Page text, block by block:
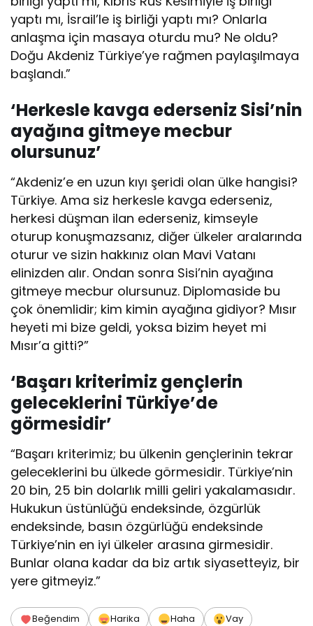
yaptı mı, İsrail’le iş birliği yaptı mı? Onlarla
anlaşma için masaya oturdu mu? Ne oldu?
Doğu Akdeniz Türkiye’ye rağmen paylaşılmaya
başlandı.”
‘Herkesle kavga ederseniz Sisi’nin
ayağına gitmeye mecbur
olursunuz’
“Akdeniz’e en uzun kıyı şeridi olan ülke hangisi?
Türkiye. Ama siz herkesle kavga ederseniz,
herkesi düşman ilan ederseniz, kimseyle
oturup konuşmazsanız, diğer ülkeler aralarında
oturur ve sizin hakkınız olan Mavi Vatanı
elinizden alır. Ondan sonra Sisi’nin ayağına
gitmeye mecbur olursunuz. Diplomaside bu
çok önemlidir; kim kimin ayağına gidiyor? Mısır
heyeti mi bize geldi, yoksa bizim heyet mi
Mısır’a gitti?”
‘Başarı kriterimiz gençlerin
geleceklerini Türkiye’de
görmesidir’
“Başarı kriterimiz; bu ülkenin gençlerinin tekrar
geleceklerini bu ülkede görmesidir. Türkiye’nin
20 bin, 25 bin dolarlık milli geliri yakalamasıdır.
Hukukun üstünlüğü endeksinde, özgürlük
endeksinde, basın özgürlüğü endeksinde
Türkiye’nin en iyi ülkeler arasına girmesidir.
Bunlar olana kadar da biz artık siyasetteyiz, bir
yere gitmeyiz.”
Beğendim Harika Haha
Vay